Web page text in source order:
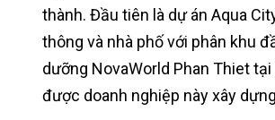
thành. Đầu tiên là dự án Aqua
thông và nhà phố với phân khu
dưỡng NovaWorld Phan Thiet
được doanh nghiệp này xây